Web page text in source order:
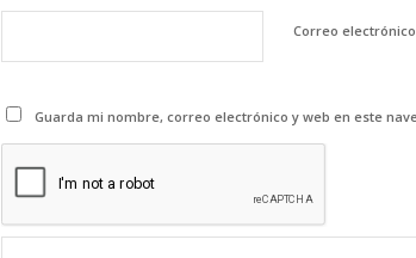
Correo electrónico
Guarda mi nombre, correo electrónico y web en este